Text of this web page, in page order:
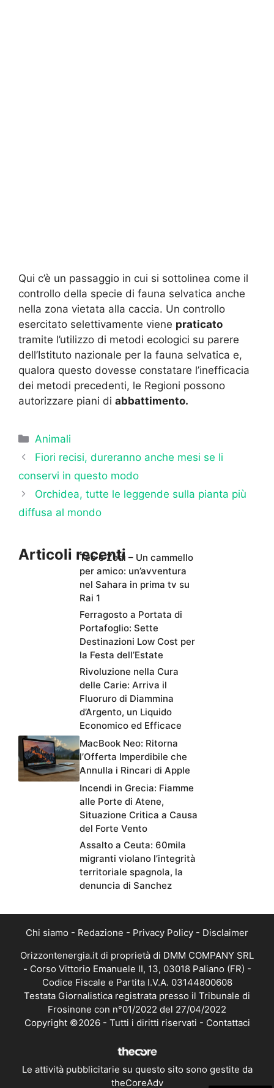
Qui c’è un passaggio in cui si sottolinea come il
controllo della specie di fauna selvatica anche
nella zona vietata alla caccia. Un controllo
esercitato selettivamente viene praticato
tramite l’utilizzo di metodi ecologici su parere
dell’Istituto nazionale per la fauna selvatica e,
qualora questo dovesse constatare l’inefficacia
dei metodi precedenti, le Regioni possono
autorizzare piani di abbattimento.
Categorie
Animali
Fiori recisi, dureranno anche mesi se li
conservi in questo modo
Orchidea, tutte le leggende sulla pianta più
diffusa al mondo
Articoli recentiTeo e Zodì – Un cammello
per amico: un’avventura
nel Sahara in prima tv su
Rai 1
Ferragosto a Portata di
Portafoglio: Sette
Destinazioni Low Cost per
la Festa dell’Estate
Rivoluzione nella Cura
delle Carie: Arriva il
Fluoruro di Diammina
d’Argento, un Liquido
Economico ed Efficace
MacBook Neo: Ritorna
l’Offerta Imperdibile che
Annulla i Rincari di Apple
Incendi in Grecia: Fiamme
alle Porte di Atene,
Situazione Critica a Causa
del Forte Vento
Assalto a Ceuta: 60mila
migranti violano l’integrità
territoriale spagnola, la
denuncia di Sanchez
Chi siamo - Redazione - Privacy Policy - Disclaimer
Orizzontenergia.it di proprietà di DMM COMPANY SRL
- Corso Vittorio Emanuele II, 13, 03018 Paliano (FR) -
Codice Fiscale e Partita I.V.A. 03144800608
Testata Giornalistica registrata presso il Tribunale di
Frosinone con n°01/2022 del 27/04/2022
Copyright ©2026 - Tutti i diritti riservati - Contattaci
Le attività pubblicitarie su questo sito sono gestite da
theCoreAdv